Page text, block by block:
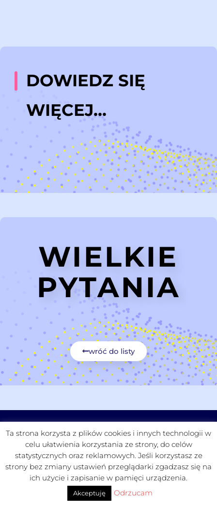
DOWIEDZ SIĘ
WIĘCEJ...
WIELKIE
PYTANIA
wróć do listy
CZYTELNIA FUNDACJA PROJEKTY KONTAKT
PROJEKT I WDROŻENIE: ReasonApps
Ta strona korzysta z plików cookies i innych technologii w
celu ułatwienia korzystania ze strony, do celów
statystycznych oraz reklamowych. Jeśli korzystasz ze
strony bez zmiany ustawień przeglądarki zgadzasz się na
ich użycie i zapisanie w pamięci urządzenia.
Akceptuję Odrzucam